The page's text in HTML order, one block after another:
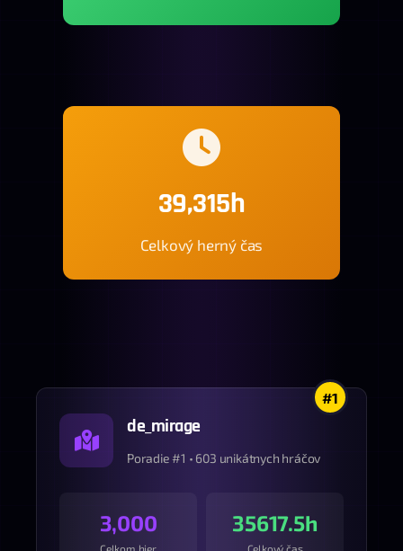
39,315h
Celkový herný čas
#1
de_mirage
Poradie #1 • 603 unikátnych hráčov
3,000
Celkom hier
35617.5h
Celkový čas